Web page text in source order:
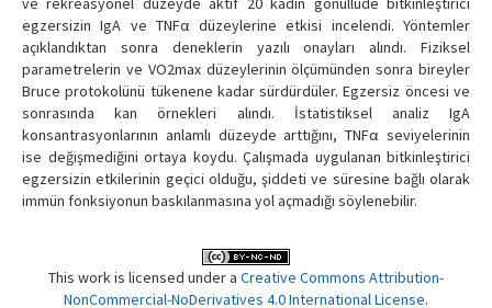
egzersizin IgA ve TNFα düzeylerine etkisi incelendi. Yöntemler
açıklandıktan sonra deneklerin yazılı onayları alındı. Fiziksel
parametrelerin ve VO2max düzeylerinin ölçümünden sonra bireyler
Bruce protokolünü tükenene kadar sürdürdüler. Egzersiz öncesi ve
sonrasında kan örnekleri alındı. İstatistiksel analiz IgA
konsantrasyonlarının anlamlı düzeyde arttığını, TNFα seviyelerinin
ise değişmediğini ortaya koydu. Çalışmada uygulanan bitkinleştirici
egzersizin etkilerinin geçici olduğu, şiddeti ve süresine bağlı olarak
immün fonksiyonun baskılanmasına yol açmadığı söylenebilir.
This work is licensed under a Creative Commons Attribution-
NonCommercial-NoDerivatives 4.0 International License.